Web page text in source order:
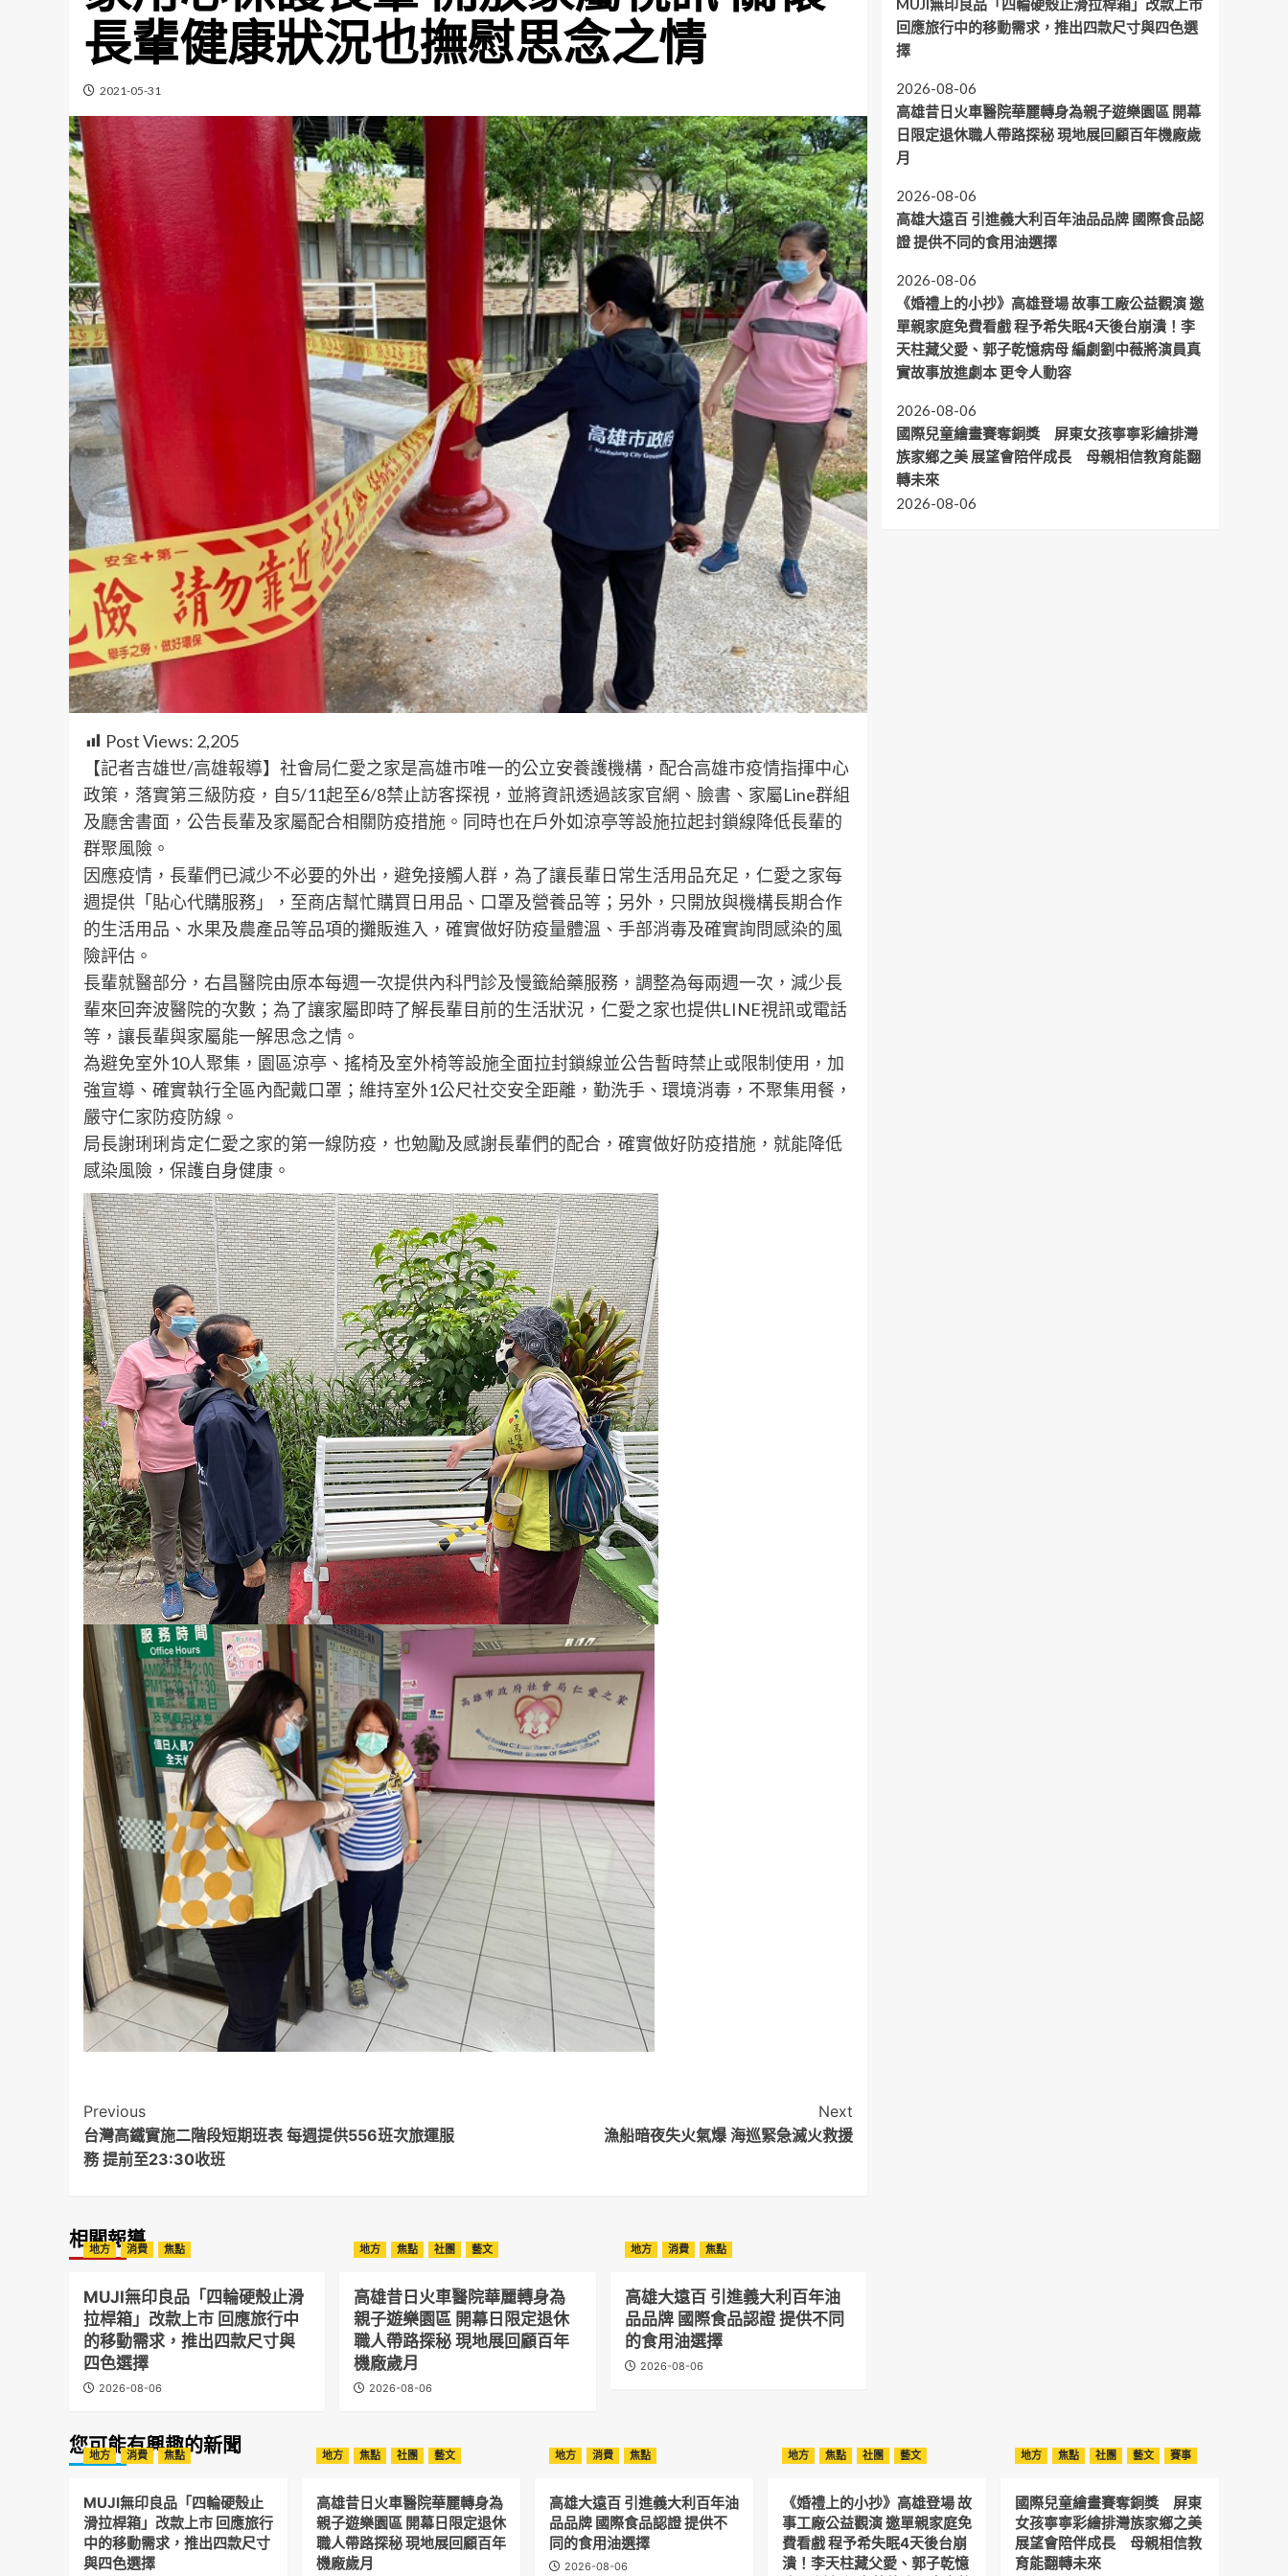
長輩健康狀況也撫慰思念之情
2021-05-31
Post Views: 2,205
【記者吉雄世/高雄報導】社會局仁愛之家是高雄市唯一的公立安養護機構，配合高雄市疫情指揮中心
政策，落實第三級防疫，自5/11起至6/8禁止訪客探視，並將資訊透過該家官網、臉書、家屬Line群組
及廳舍書面，公告長輩及家屬配合相關防疫措施。同時也在戶外如涼亭等設施拉起封鎖線降低長輩的
群聚風險。
因應疫情，長輩們已減少不必要的外出，避免接觸人群，為了讓長輩日常生活用品充足，仁愛之家每
週提供「貼心代購服務」，至商店幫忙購買日用品、口罩及營養品等；另外，只開放與機構長期合作
的生活用品、水果及農產品等品項的攤販進入，確實做好防疫量體溫、手部消毒及確實詢問感染的風
險評估。
長輩就醫部分，右昌醫院由原本每週一次提供內科門診及慢籤給藥服務，調整為每兩週一次，減少長
輩來回奔波醫院的次數；為了讓家屬即時了解長輩目前的生活狀況，仁愛之家也提供LINE視訊或電話
等，讓長輩與家屬能一解思念之情。
為避免室外10人聚集，園區涼亭、搖椅及室外椅等設施全面拉封鎖線並公告暫時禁止或限制使用，加
強宣導、確實執行全區內配戴口罩；維持室外1公尺社交安全距離，勤洗手、環境消毒，不聚集用餐，
嚴守仁家防疫防線。
局長謝琍琍肯定仁愛之家的第一線防疫，也勉勵及感謝長輩們的配合，確實做好防疫措施，就能降低
感染風險，保護自身健康。
Post
Navigation
Previous
台灣高鐵實施二階段短期班表 每週提供556班次旅運服
務 提前至23:30收班
Next
漁船暗夜失火氣爆 海巡緊急滅火救援
相關報導
地方 消費 焦點
MUJI無印良品「四輪硬殼止滑
拉桿箱」改款上市 回應旅行中
的移動需求，推出四款尺寸與
四色選擇
2026-08-06
地方 焦點 社團 藝文
高雄昔日火車醫院華麗轉身為
親子遊樂園區 開幕日限定退休
職人帶路探秘 現地展回顧百年
機廠歲月
2026-08-06
地方 消費 焦點
高雄大遠百 引進義大利百年油
品品牌 國際食品認證 提供不同
的食用油選擇
2026-08-06
MUJI無印良品「四輪硬殼止滑拉桿箱」改款上市
回應旅行中的移動需求，推出四款尺寸與四色選
擇
2026-08-06
高雄昔日火車醫院華麗轉身為親子遊樂園區 開幕
日限定退休職人帶路探秘 現地展回顧百年機廠歲
月
2026-08-06
高雄大遠百 引進義大利百年油品品牌 國際食品認
證 提供不同的食用油選擇
2026-08-06
《婚禮上的小抄》高雄登場 故事工廠公益觀演 邀
單親家庭免費看戲 程予希失眠4天後台崩潰！李
天柱藏父愛、郭子乾憶病母 編劇劉中薇將演員真
實故事放進劇本 更令人動容
2026-08-06
國際兒童繪畫賽奪銅獎 屏東女孩寧寧彩繪排灣
族家鄉之美 展望會陪伴成長 母親相信教育能翻
轉未來
2026-08-06
您可能有興趣的新聞
地方 消費 焦點
MUJI無印良品「四輪硬殼止
滑拉桿箱」改款上市 回應旅行
中的移動需求，推出四款尺寸
與四色選擇
地方 焦點 社團 藝文
高雄昔日火車醫院華麗轉身為
親子遊樂園區 開幕日限定退休
職人帶路探秘 現地展回顧百年
機廠歲月
地方 消費 焦點
高雄大遠百 引進義大利百年油
品品牌 國際食品認證 提供不
同的食用油選擇
2026-08-06
地方 焦點 社團 藝文
《婚禮上的小抄》高雄登場 故
事工廠公益觀演 邀單親家庭免
費看戲 程予希失眠4天後台崩
潰！李天柱藏父愛、郭子乾憶
地方 焦點 社團 藝文 賽事
國際兒童繪畫賽奪銅獎 屏東
女孩寧寧彩繪排灣族家鄉之美
展望會陪伴成長 母親相信教
育能翻轉未來